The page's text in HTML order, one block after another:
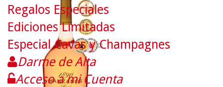
Regalos Especiales
Ediciones Limitadas
Especial Cavas y Champagnes
Darme de Alta
Acceso a mi Cuenta